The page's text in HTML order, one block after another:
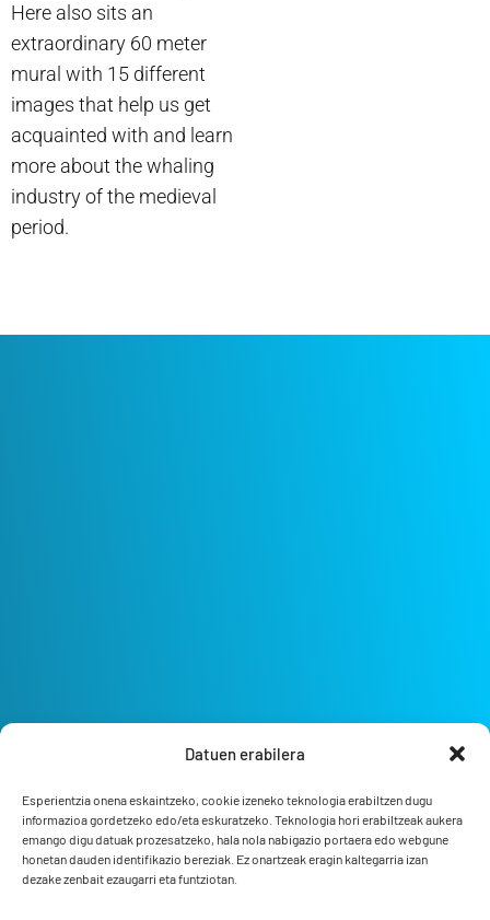
Datuen erabilera
Esperientzia onena eskaintzeko, cookie izeneko teknologia erabiltzen dugu
informazioa gordetzeko edo/eta eskuratzeko. Teknologia hori erabiltzeak aukera
emango digu datuak prozesatzeko, hala nola nabigazio portaera edo webgune
honetan dauden identifikazio bereziak. Ez onartzeak eragin kaltegarria izan
dezake zenbait ezaugarri eta funtziotan.
Here also sits an
extraordinary 60 meter
mural with 15 different
images that help us get
acquainted with and learn
more about the whaling
industry of the medieval
period.